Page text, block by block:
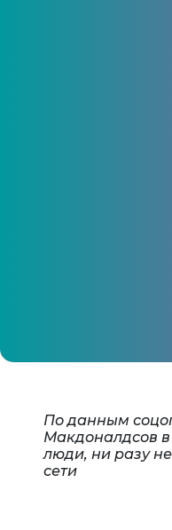
По данным
Макдоналдсов
люди, ни разу
сети